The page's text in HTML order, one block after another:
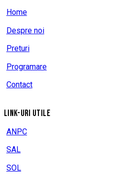
Home
Despre noi
Preturi
Programare
Contact
LINK-URI UTILE
ANPC
SAL
SOL